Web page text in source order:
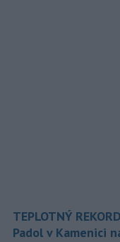
TEPLOTNÝ
Padol v Kamenici